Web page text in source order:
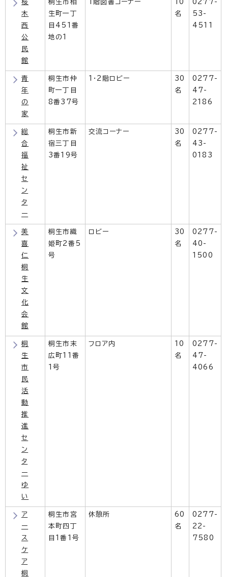
桜
木
西
公
民
館
桐生市相
生町一丁
目451番
地の1
1階図書コーナー
10
名
0277-
53-
4511
青
年
の
家
桐生市仲
町一丁目
8番37号
1・2階ロビー
30
名
0277-
47-
2186
総
合
福
祉
セ
ン
タ
ー
桐生市新
宿三丁目
3番19号
交流コーナー
30
名
0277-
43-
0183
美
喜
仁
桐
生
文
化
会
館
桐生市織
姫町2番5
号
ロビー
30
名
0277-
40-
1500
桐
生
市
民
活
動
推
進
セ
ン
タ
ー
ゆ
い
桐生市末
広町11番
1号
フロア内
10
名
0277-
47-
4066
ア
ー
ス
ケ
ア
桐
桐生市宮
本町四丁
目1番1号
休憩所
60
名
0277-
22-
7580